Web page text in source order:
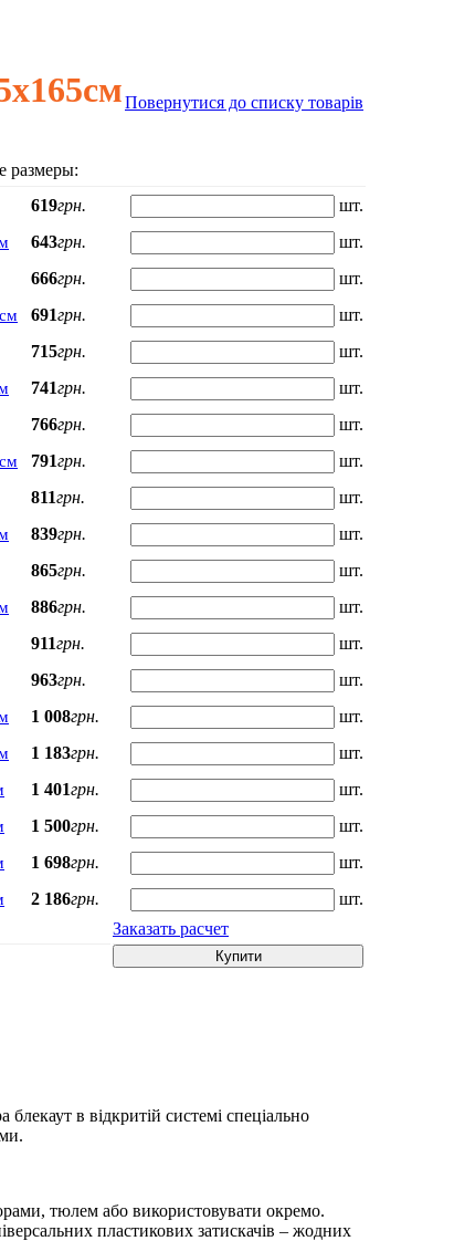
Повернутися до списку товарів
размеры:
619грн. шт.
643грн. шт.
666грн. шт.
691грн. шт.
715грн. шт.
741грн. шт.
766грн. шт.
791грн. шт.
811грн. шт.
839грн. шт.
865грн. шт.
886грн. шт.
911грн. шт.
963грн. шт.
1 008грн. шт.
1 183грн. шт.
1 401грн. шт.
1 500грн. шт.
1 698грн. шт.
2 186грн.
шт.
Заказать расчет
Купити
в відкритій системі спеціально
тюлем або використовувати окремо.
пластикових затискачів – жодних